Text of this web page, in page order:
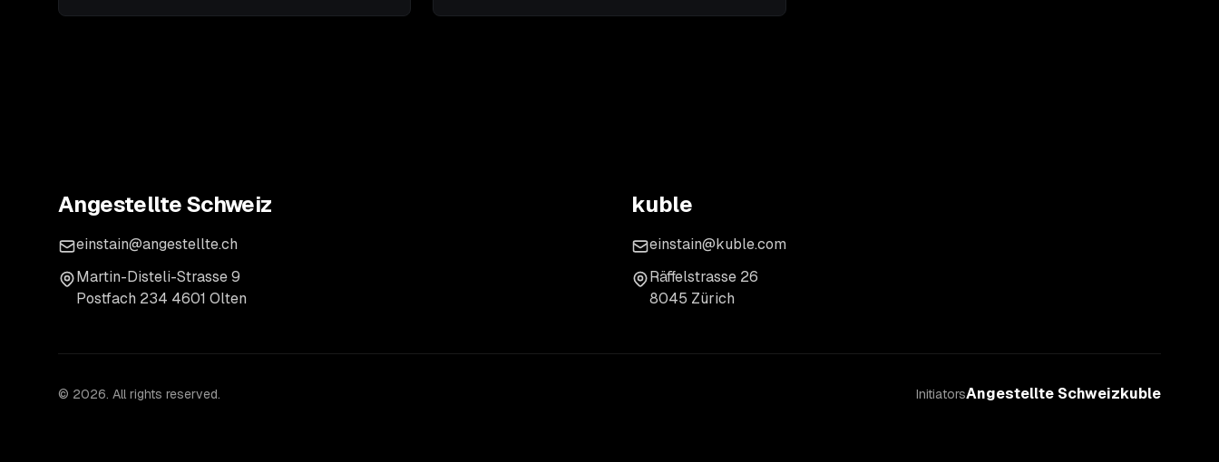
Angestellte Schweiz
einstain@angestellte.ch
Martin-Disteli-Strasse 9
Postfach 234 4601 Olten
kuble
einstain@kuble.com
Räffelstrasse 26
8045 Zürich
© 2026. All rights reserved. InitiatorsAngestellte Schweizkuble